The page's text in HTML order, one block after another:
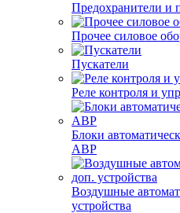
Предохранители и
Прочее силовое
Пускатели
Реле контроля и
Блоки
АВР
Воздушные
устройства